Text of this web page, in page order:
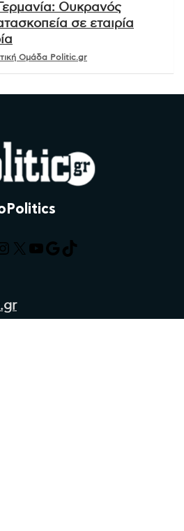
Ουκρανός
σε εταιρία
Ομάδα Politic.gr
X YouTube
Google
TikTok